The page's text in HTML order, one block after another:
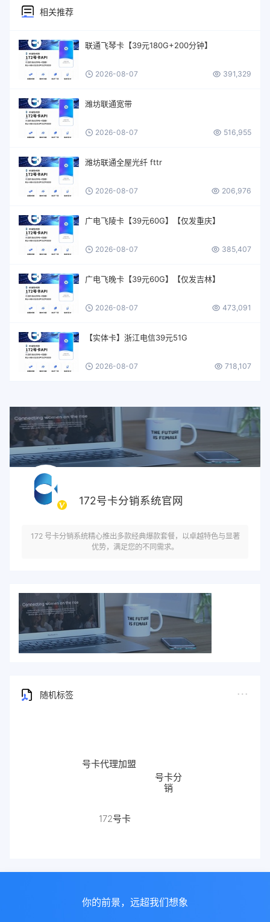
相关推荐
联通飞琴卡【39元180G+200分钟】
2026-08-07 391,329
潍坊联通宽带
2026-08-07 516,955
潍坊联通全屋光纤 fttr
2026-08-07 206,976
广电飞陵卡【39元60G】【仅发重庆】
2026-08-07 385,407
广电飞晚卡【39元60G】【仅发吉林】
2026-08-07 473,091
【实体卡】浙江电信39元51G
2026-08-07 718,107
172号卡分销系统官网
172 号卡分销系统精心推出多款经典爆款套餐，以卓越特色与显著
优势，满足您的不同需求。
随机标签
销
172号卡
你的前景，远超我们想象